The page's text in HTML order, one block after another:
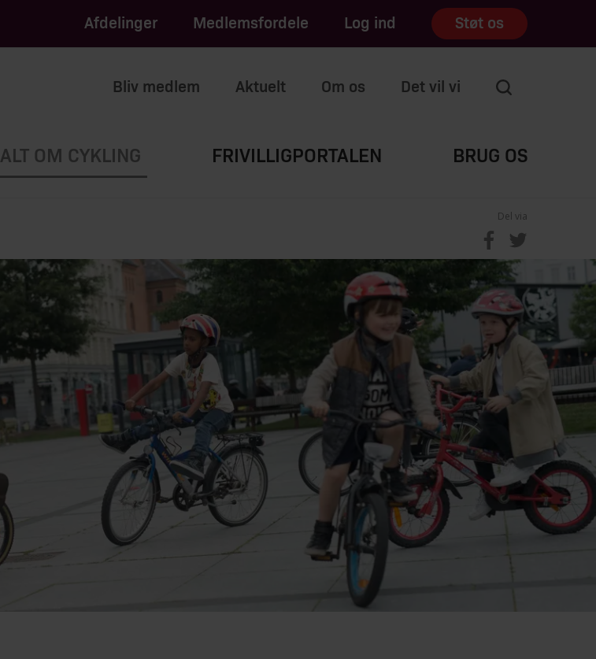
Afdelinger Medlemsfordele Log ind Støt os
Bliv medlem Aktuelt Om os Det vil vi
ALT OM CYKLING FRIVILLIGPORTALEN BRUG OS
Del via